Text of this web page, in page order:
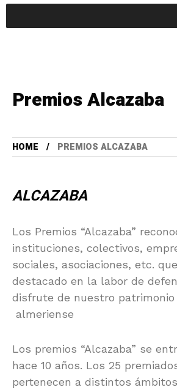
Premios Alcazaba
HOME PREMIOS ALCAZABA
ALCAZABA
Los Premios “Alcazaba”
instituciones, colectivos,
sociales, asociaciones, etc.
destacado en la labor de
disfrute de nuestro
almeriense
Los premios “Alcazaba” se
hace 10 años. Los 25
pertenecen a distintos